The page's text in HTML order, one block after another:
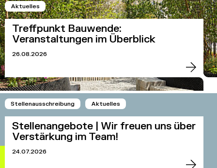
Aktuelles
Treffpunkt Bauwende:
Veranstaltungen im Überblick
26.08.2026
Stellenausschreibung Aktuelles
Stellenangebote | Wir freuen uns über
Verstärkung im Team!
24.07.2026